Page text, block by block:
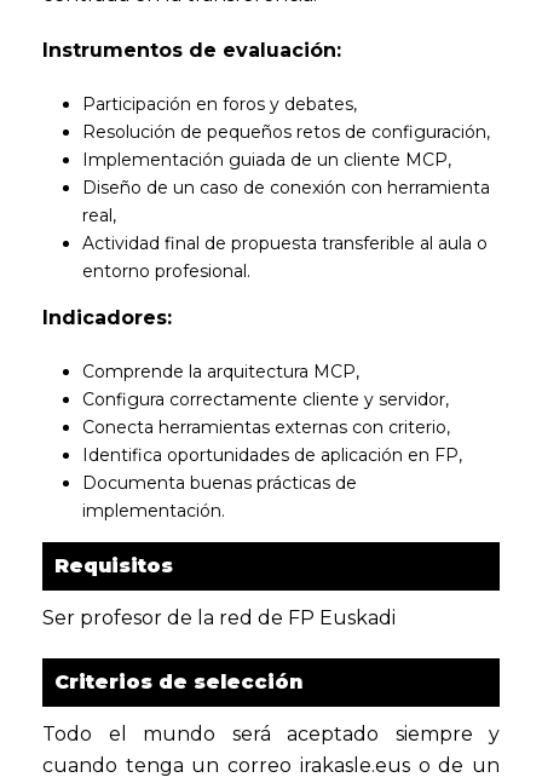
Instrumentos de evaluación:
Participación en foros y debates,
Resolución de pequeños retos de configuración,
Implementación guiada de un cliente MCP,
Diseño de un caso de conexión con herramienta
real,
Actividad final de propuesta transferible al aula o
entorno profesional.
Indicadores:
Comprende la arquitectura MCP,
Configura correctamente cliente y servidor,
Conecta herramientas externas con criterio,
Identifica oportunidades de aplicación en FP,
Documenta buenas prácticas de
implementación.
Requisitos
Ser profesor de la red de FP Euskadi
Criterios de selección
Todo el mundo será aceptado siempre y
cuando tenga un correo irakasle.eus o de un